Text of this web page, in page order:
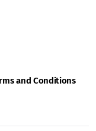
and Conditions